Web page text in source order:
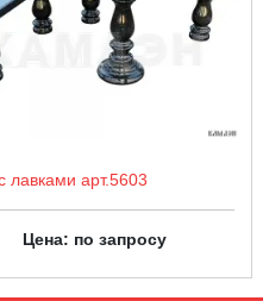
лавками арт.5603
Цена: по запросу